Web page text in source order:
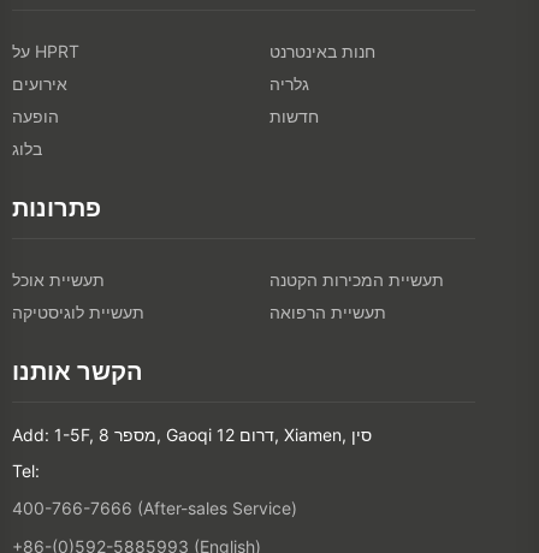
על HPRT
חנות באינטרנט
אירועים
גלריה
הופעה
חדשות
בלוג
פתרונות
תעשיית אוכל
תעשיית המכירות הקטנה
תעשיית לוגיסטיקה
תעשיית הרפואה
הקשר אותנו
Add: 1-5F, מספר 8, Gaoqi דרום 12, Xiamen, סין
Tel:
400-766-7666 (After-sales Service)
+86-(0)592-5885993 (English)